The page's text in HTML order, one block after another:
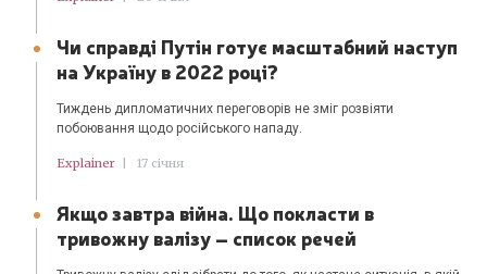
Чи справді Путін готує масштабний наступ
на Україну в 2022 році?
Тиждень дипломатичних переговорів не зміг розвіяти
побоювання щодо російського нападу.
Explainer 17 січня
Якщо завтра війна. Що покласти в
тривожну валізу – список речей